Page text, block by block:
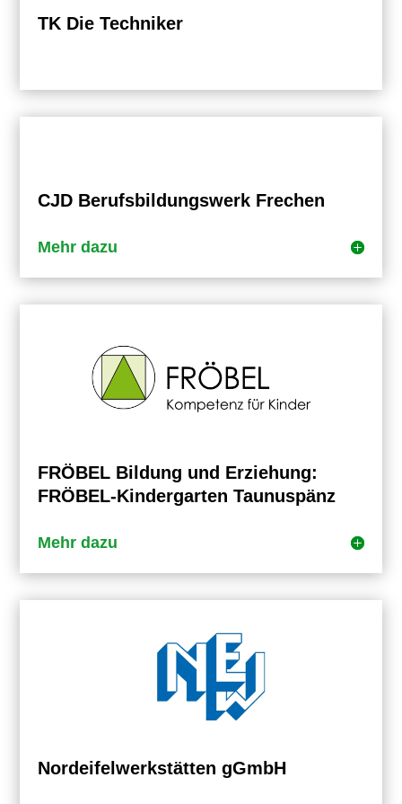
TK Die Techniker
CJD Berufsbildungswerk Frechen
Mehr dazu
FRÖBEL Bildung und Erziehung:
FRÖBEL-Kindergarten Taunuspänz
Mehr dazu
Nordeifelwerkstätten gGmbH